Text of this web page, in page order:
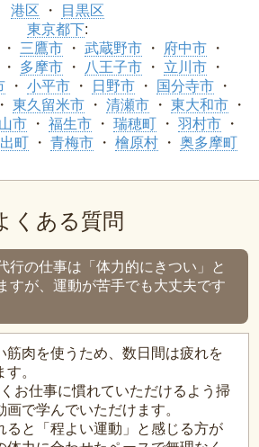
港区
目黒区
東京都下:
三鷹市 武蔵野市
府中市
多摩市 八王子市
立川市
小平市 日野市
国分寺市
東久留米市 清瀬市
東大和市
市 福生市 瑞穂町
羽村市
町 青梅市 檜原村 奥多摩町
くある質問
行の仕事は「体力的にきつい」と
すが、運動が苦手でも大丈夫です
筋肉を使うため、数日間は疲れを
。
お仕事に慣れていただけるよう掃
で学んでいただけます。
ると「程よい運動」と感じる方が